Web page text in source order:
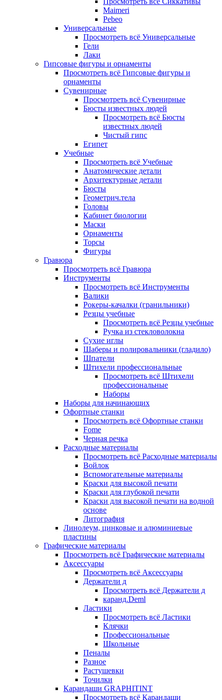
Maimeri
Pebeo
Универсальные
Просмотреть всё Универсальные
Гели
Лаки
Гипсовые фигуры и орнаменты
Просмотреть всё Гипсовые фигуры и
орнаменты
Сувенирные
Просмотреть всё Сувенирные
Бюсты известных людей
Просмотреть всё Бюсты
известных людей
Чистый гипс
Египет
Учебные
Просмотреть всё Учебные
Анатомические детали
Архитектурные детали
Бюсты
Геометрич.тела
Головы
Кабинет биологии
Маски
Орнаменты
Торсы
Фигуры
Гравюра
Просмотреть всё Гравюра
Инструменты
Просмотреть всё Инструменты
Валики
Рокеры-качалки (гранильники)
Резцы учебные
Просмотреть всё Резцы учебные
Ручка из стекловолокна
Сухие иглы
Шаберы и полировальники (гладило)
Шпатели
Штихели профессиональные
Просмотреть всё Штихели
профессиональные
Наборы
Наборы для начинающих
Офортные станки
Просмотреть всё Офортные станки
Fome
Черная речка
Расходные материалы
Просмотреть всё Расходные материалы
Войлок
Вспомогательные материалы
Краски для высокой печати
Краски для глубокой печати
Краски для высокой печати на водной
основе
Литография
Линолеум, цинковые и алюминиевые
пластины
Графические материалы
Просмотреть всё Графические материалы
Аксессуары
Просмотреть всё Аксессуары
Держатели д
Просмотреть всё Держатели д
каранд.Deml
Ластики
Просмотреть всё Ластики
Клячки
Профессиональные
Школьные
Пеналы
Разное
Растушевки
Точилки
Карандаши GRAPHITINT
Просмотреть всё Карандаши